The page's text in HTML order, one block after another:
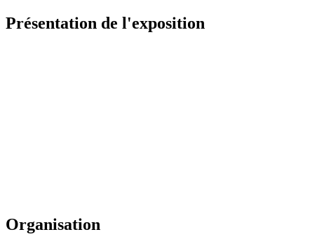
Présentation de l'exposition
Organisation